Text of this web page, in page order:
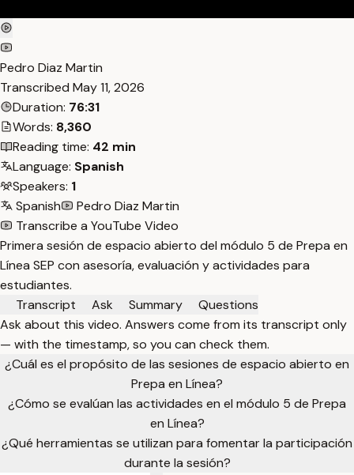
Pedro Diaz Martin
Transcribed May 11, 2026
Duration: 76:31
Words: 8,360
Reading time: 42 min
Language: Spanish
Speakers: 1
Spanish
Pedro Diaz Martin
Transcribe a YouTube Video
Primera sesión de espacio abierto del módulo 5 de Prepa en
Línea SEP con asesoría, evaluación y actividades para
estudiantes.
Transcript
Ask Summary
Questions
Ask about this video. Answers come from its transcript only
— with the timestamp, so you can check them.
¿Cuál es el propósito de las sesiones de espacio abierto en
Prepa en Línea?
¿Cómo se evalúan las actividades en el módulo 5 de Prepa
en Línea?
¿Qué herramientas se utilizan para fomentar la participación
durante la sesión?